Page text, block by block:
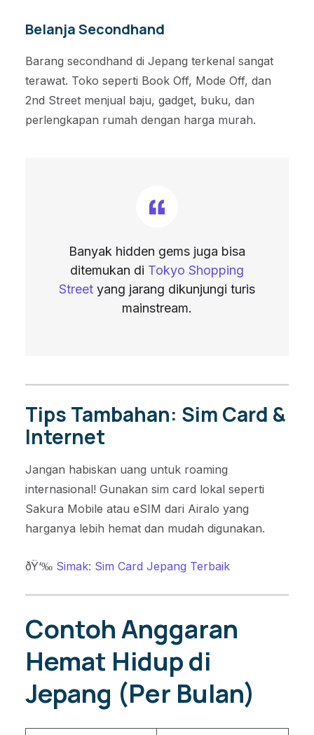
Belanja Secondhand
Barang secondhand di Jepang terkenal sangat
terawat. Toko seperti Book Off, Mode Off, dan
2nd Street menjual baju, gadget, buku, dan
perlengkapan rumah dengan harga murah.
Banyak hidden gems juga bisa
ditemukan di Tokyo Shopping
Street yang jarang dikunjungi turis
mainstream.
Tips Tambahan: Sim Card &
Internet
Jangan habiskan uang untuk roaming
internasional! Gunakan sim card lokal seperti
Sakura Mobile atau eSIM dari Airalo yang
harganya lebih hemat dan mudah digunakan.
ðŸ‘‰ Simak: Sim Card Jepang Terbaik
Contoh Anggaran
Hemat Hidup di
Jepang (Per Bulan)